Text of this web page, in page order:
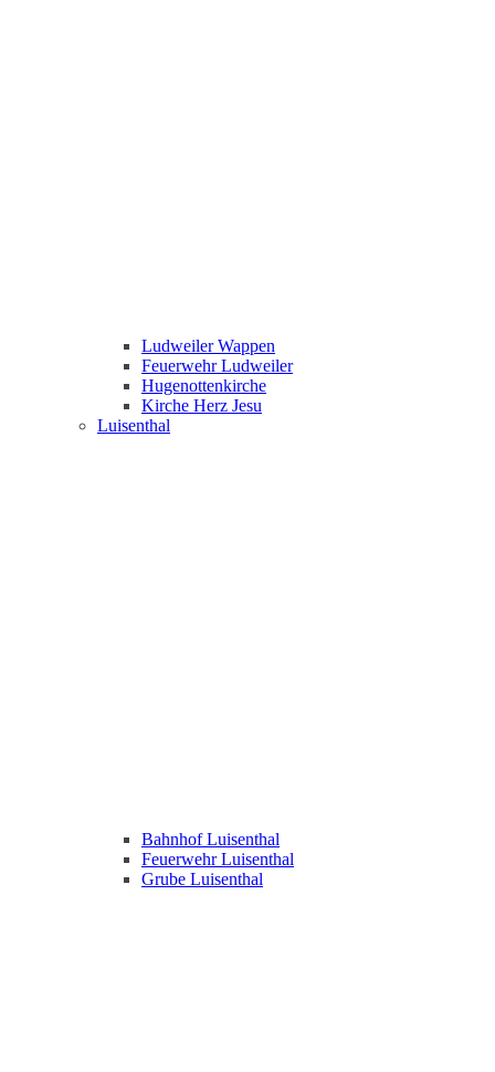
Ludweiler Wappen
Feuerwehr Ludweiler
Hugenottenkirche
Kirche Herz Jesu
Luisenthal
Bahnhof Luisenthal
Feuerwehr Luisenthal
Grube Luisenthal